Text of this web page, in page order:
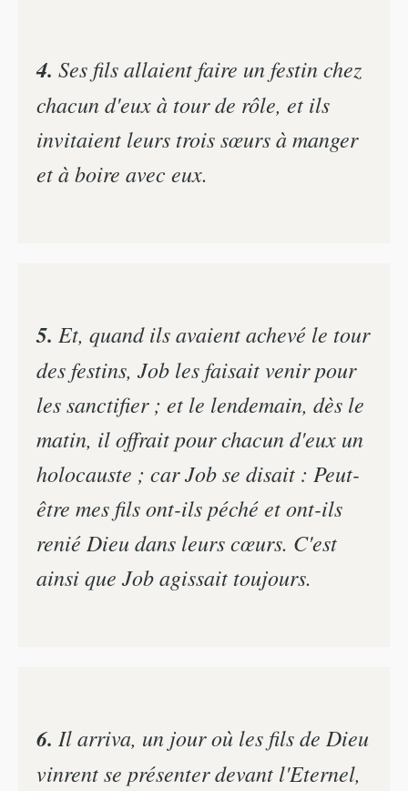
4. Ses fils allaient faire un festin chez
chacun d'eux à tour de rôle, et ils
invitaient leurs trois sœurs à manger
et à boire avec eux.
5. Et, quand ils avaient achevé le tour
des festins, Job les faisait venir pour
les sanctifier ; et le lendemain, dès le
matin, il offrait pour chacun d'eux un
holocauste ; car Job se disait : Peut-
être mes fils ont-ils péché et ont-ils
renié Dieu dans leurs cœurs. C'est
ainsi que Job agissait toujours.
6. Il arriva, un jour où les fils de Dieu
vinrent se présenter devant l'Eternel,